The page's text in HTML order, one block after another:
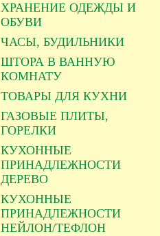
ХРАНЕНИЕ ОДЕЖДЫ И
ОБУВИ
ЧАСЫ, БУДИЛЬНИКИ
ШТОРА В ВАННУЮ
КОМНАТУ
ТОВАРЫ ДЛЯ КУХНИ
ГАЗОВЫЕ ПЛИТЫ,
ГОРЕЛКИ
КУХОННЫЕ
ПРИНАДЛЕЖНОСТИ
ДЕРЕВО
КУХОННЫЕ
ПРИНАДЛЕЖНОСТИ
НЕЙЛОН/ТЕФЛОН